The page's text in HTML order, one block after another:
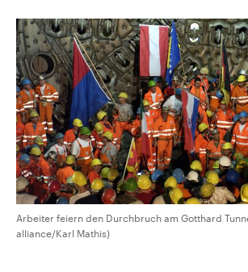
Arbeiter feiern den Durchbruch am Gotthard
alliance/Karl Mathis)